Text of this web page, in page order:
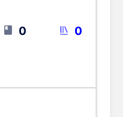
0 0